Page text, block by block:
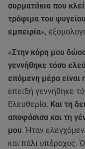
συρματάκια που
τρόφιμα του
εμπειρία»,
«Στην κόρη μου
γεννήθηκε τόσο
επόμενη μέρα είναι
επειδή γεννήθηκε
Ελευθερία. Και τη
αποφάσισα και τη
μου. Ήταν
και πάλι υπέροχος.